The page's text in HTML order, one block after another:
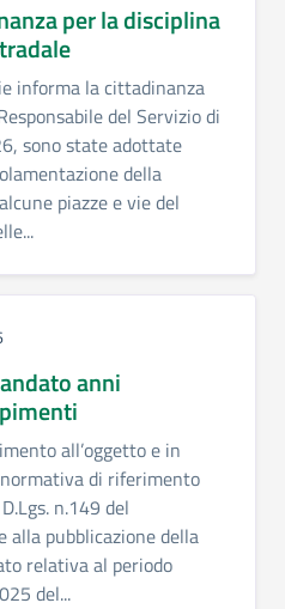
per la disciplina
informa la cittadinanza
del Servizio di
sono state adottate
della
piazze e vie del
anni
all’oggetto e in
di riferimento
n.149 del
alla pubblicazione della
relativa al periodo
del...